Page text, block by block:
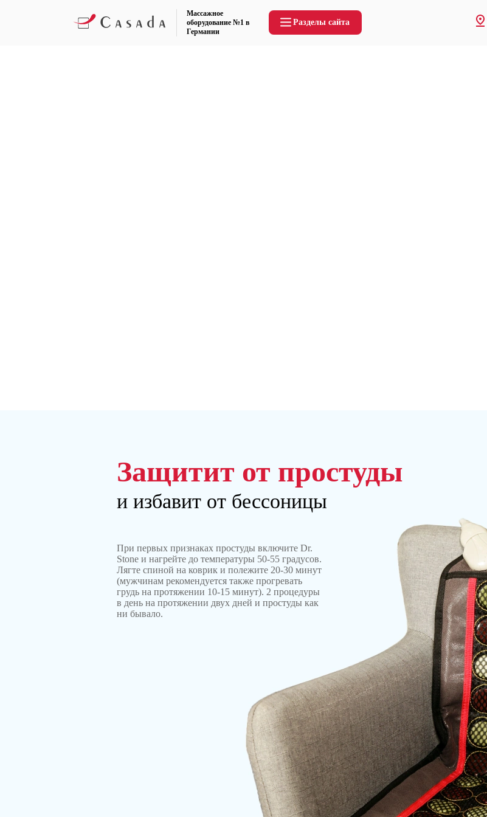
Массажное
оборудование №1 в
Германии
Разделы сайта
Защитит от простуды
и избавит от бессоницы
При первых признаках простуды включите Dr.
Stone и нагрейте до температуры 50-55 градусов.
Лягте спиной на коврик и полежите 20-30 минут
(мужчинам рекомендуется также прогревать
грудь на протяжении 10-15 минут). 2 процедуры
в день на протяжении двух дней и простуды как
ни бывало.